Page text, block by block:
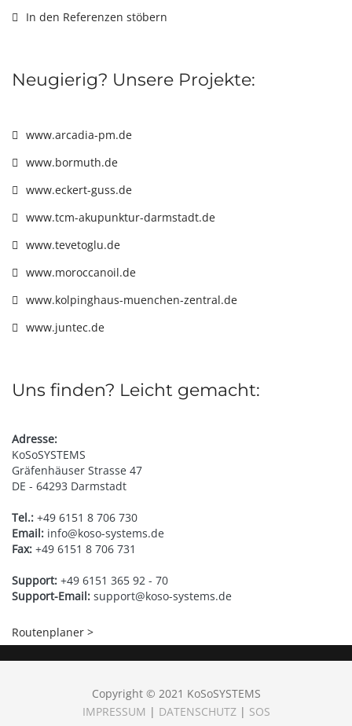
In den Referenzen stöbern
Neugierig? Unsere Projekte:
www.arcadia-pm.de
www.bormuth.de
www.eckert-guss.de
www.tcm-akupunktur-darmstadt.de
www.tevetoglu.de
www.moroccanoil.de
www.kolpinghaus-muenchen-zentral.de
www.juntec.de
Uns finden? Leicht gemacht:
Adresse:
KoSoSYSTEMS
Gräfenhäuser Strasse 47
DE - 64293 Darmstadt
Tel.: +49 6151 8 706 730
Email: info@koso-systems.de
Fax: +49 6151 8 706 731
Support: +49 6151 365 92 - 70
Support-Email: support@koso-systems.de
Routenplaner >
Copyright © 2021 KoSoSYSTEMS
IMPRESSUM | DATENSCHUTZ| SOS